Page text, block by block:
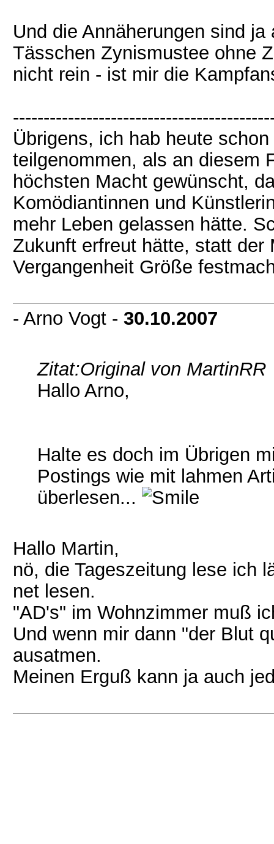
Und die Annäherungen sind
Tässchen Zynismustee ohne
nicht rein - ist mir die
Übrigens, ich hab heute
teilgenommen, als an diesem
höchsten Macht gewünscht,
Komödiantinnen und
mehr Leben gelassen hätte.
Zukunft erfreut hätte, statt der
Vergangenheit Größe
- Arno Vogt - 30.10.2007
Zitat:Original von MartinRR
Hallo Arno,
Halte es doch im Übrigen
Postings wie mit lahmen
überlesen...
Hallo Martin,
nö, die Tageszeitung lese ich
net lesen.
"AD's" im Wohnzimmer muß
Und wenn mir dann "der Blut
ausatmen.
Meinen Erguß kann ja auch